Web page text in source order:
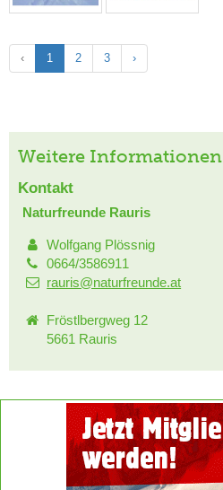
‹ 1 2 3 ›
Weitere Informationen
Kontakt
Naturfreunde Rauris
Wolfgang Plössnig
0664/3586911
rauris@naturfreunde.at
Fröstlbergweg 12
5661 Rauris